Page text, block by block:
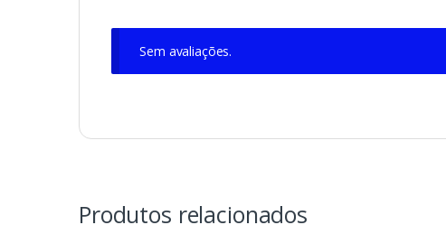
Sem avaliações.